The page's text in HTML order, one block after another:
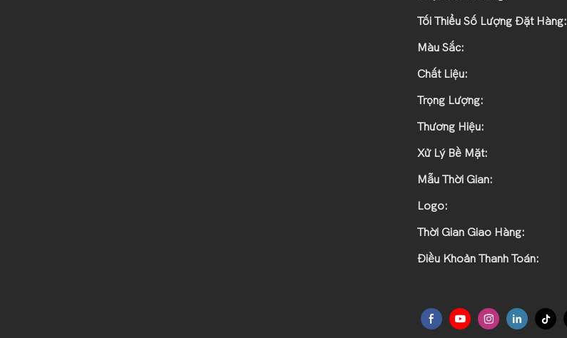
Tối Thiểu Số Lượng Đặt Hàng:
Màu Sắc:
Chất Liệu:
Trọng Lượng:
Thương Hiệu:
Xử Lý Bề Mặt:
Mẫu Thời Gian:
Logo:
Thời Gian Giao Hàng:
Điều Khoản Thanh Toán: